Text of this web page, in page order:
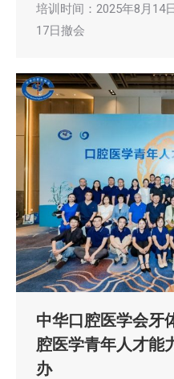
培训时间：2025年8月14
17日撤会
中华口腔医学会牙
腔医学青年人才能
办